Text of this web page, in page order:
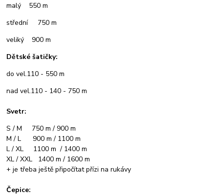
malý 550 m
střední 750 m
veliký 900 m
Dětské šatičky:
do vel.110 - 550 m
nad vel.110 - 140 - 750 m
Svetr:
S / M 750 m / 900 m
M / L 900 m / 1100 m
L / XL 1100 m / 1400 m
XL / XXL 1400 m / 1600 m
+ je třeba ještě připočítat přízi na rukávy
Čepice: